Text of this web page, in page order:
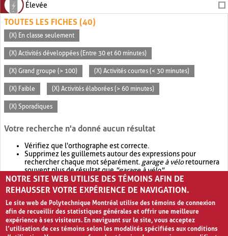
Élevée
TOUTES LES FICHES (40)
(X) En classe seulement
(X) Activités développées (Entre 30 et 60 minutes)
(X) Grand groupe (> 100) (X) Activités courtes (< 30 minutes)
(X) Faible (X) Activités élaborées (> 60 minutes)
(X) Sporadiques
Votre recherche n'a donné aucun résultat
Vérifiez que l'orthographe est correcte.
Supprimez les guillemets autour des expressions pour
rechercher chaque mot séparément. garage à véloretournera
souvent plus de résultat que"garage à vélo".
Envisagez d'élargir votre recherche avec OR.garage OR vélo
retournera souvent plus de résultat quegarage à vélo
NOTRE SITE WEB UTILISE DES TÉMOINS AFIN DE
REHAUSSER VOTRE EXPÉRIENCE DE NAVIGATION.
Le site web de Polytechnique Montréal utilise des témoins de connexion
afin de recueillir des statistiques générales et offrir une meilleure
expérience à ses visiteurs. En naviguant sur le site, vous acceptez
l’utilisation de ces témoins selon les modalités spécifiées aux conditions